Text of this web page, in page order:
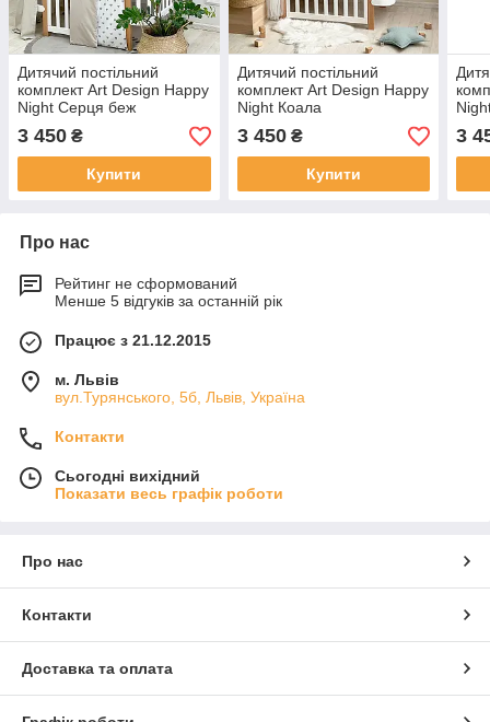
Дитячий постільний
комплект Art Design Happy
Night Серця беж
3 450 ₴
Купити
Дитячий постільний
комплект Art Design Happy
Night Коала
3 450₴
Купити
3
Про нас
Рейтинг не сформований
Менше 5 відгуків за останній рік
Працює з 21.12.2015
м. Львів
вул.Турянського, 5б, Львів, Україна
Контакти
Сьогодні вихідний
Показати весь графік роботи
Про нас
Контакти
Доставка та оплата